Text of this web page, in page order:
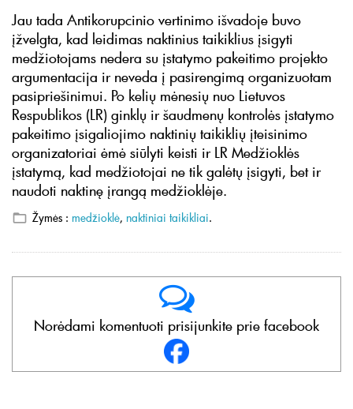
Jau tada Antikorupcinio vertinimo išvadoje buvo
įžvelgta, kad leidimas naktinius taikiklius įsigyti
medžiotojams nedera su įstatymo pakeitimo projekto
argumentacija ir neveda į pasirengimą organizuotam
pasipriešinimui. Po kelių mėnesių nuo Lietuvos
Respublikos (LR) ginklų ir šaudmenų kontrolės įstatymo
pakeitimo įsigaliojimo naktinių taikiklių įteisinimo
organizatoriai ėmė siūlyti keisti ir LR Medžioklės
įstatymą, kad medžiotojai ne tik galėtų įsigyti, bet ir
naudoti naktinę įrangą medžioklėje.
Žymės : medžioklė, naktiniai taikikliai.
Norėdami komentuoti prisijunkite prie facebook